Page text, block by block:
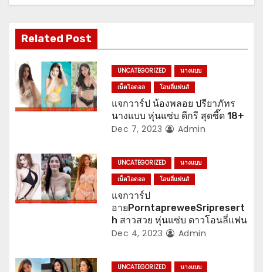
i
g
a
t
i
n
Related Post
UNCATEGORIZED
นางแบบ
เน็ตไอดอล
โอนลี่แฟนส์
แจกวาร์ป น้องพลอย ปรียาภัทร
นางแบบ หุ่นแซ่บ ดีกรี สุดซี๊ด 18+
Dec 7, 2023 Admin
UNCATEGORIZED
นางแบบ
เน็ตไอดอล
โอนลี่แฟนส์
แจกวาร์ป
อายPorntapreweeSripresert
h สาวสวย หุ่นแซ่บ ดาวโอนลี่แฟน
Dec 4, 2023 Admin
UNCATEGORIZED
นางแบบ